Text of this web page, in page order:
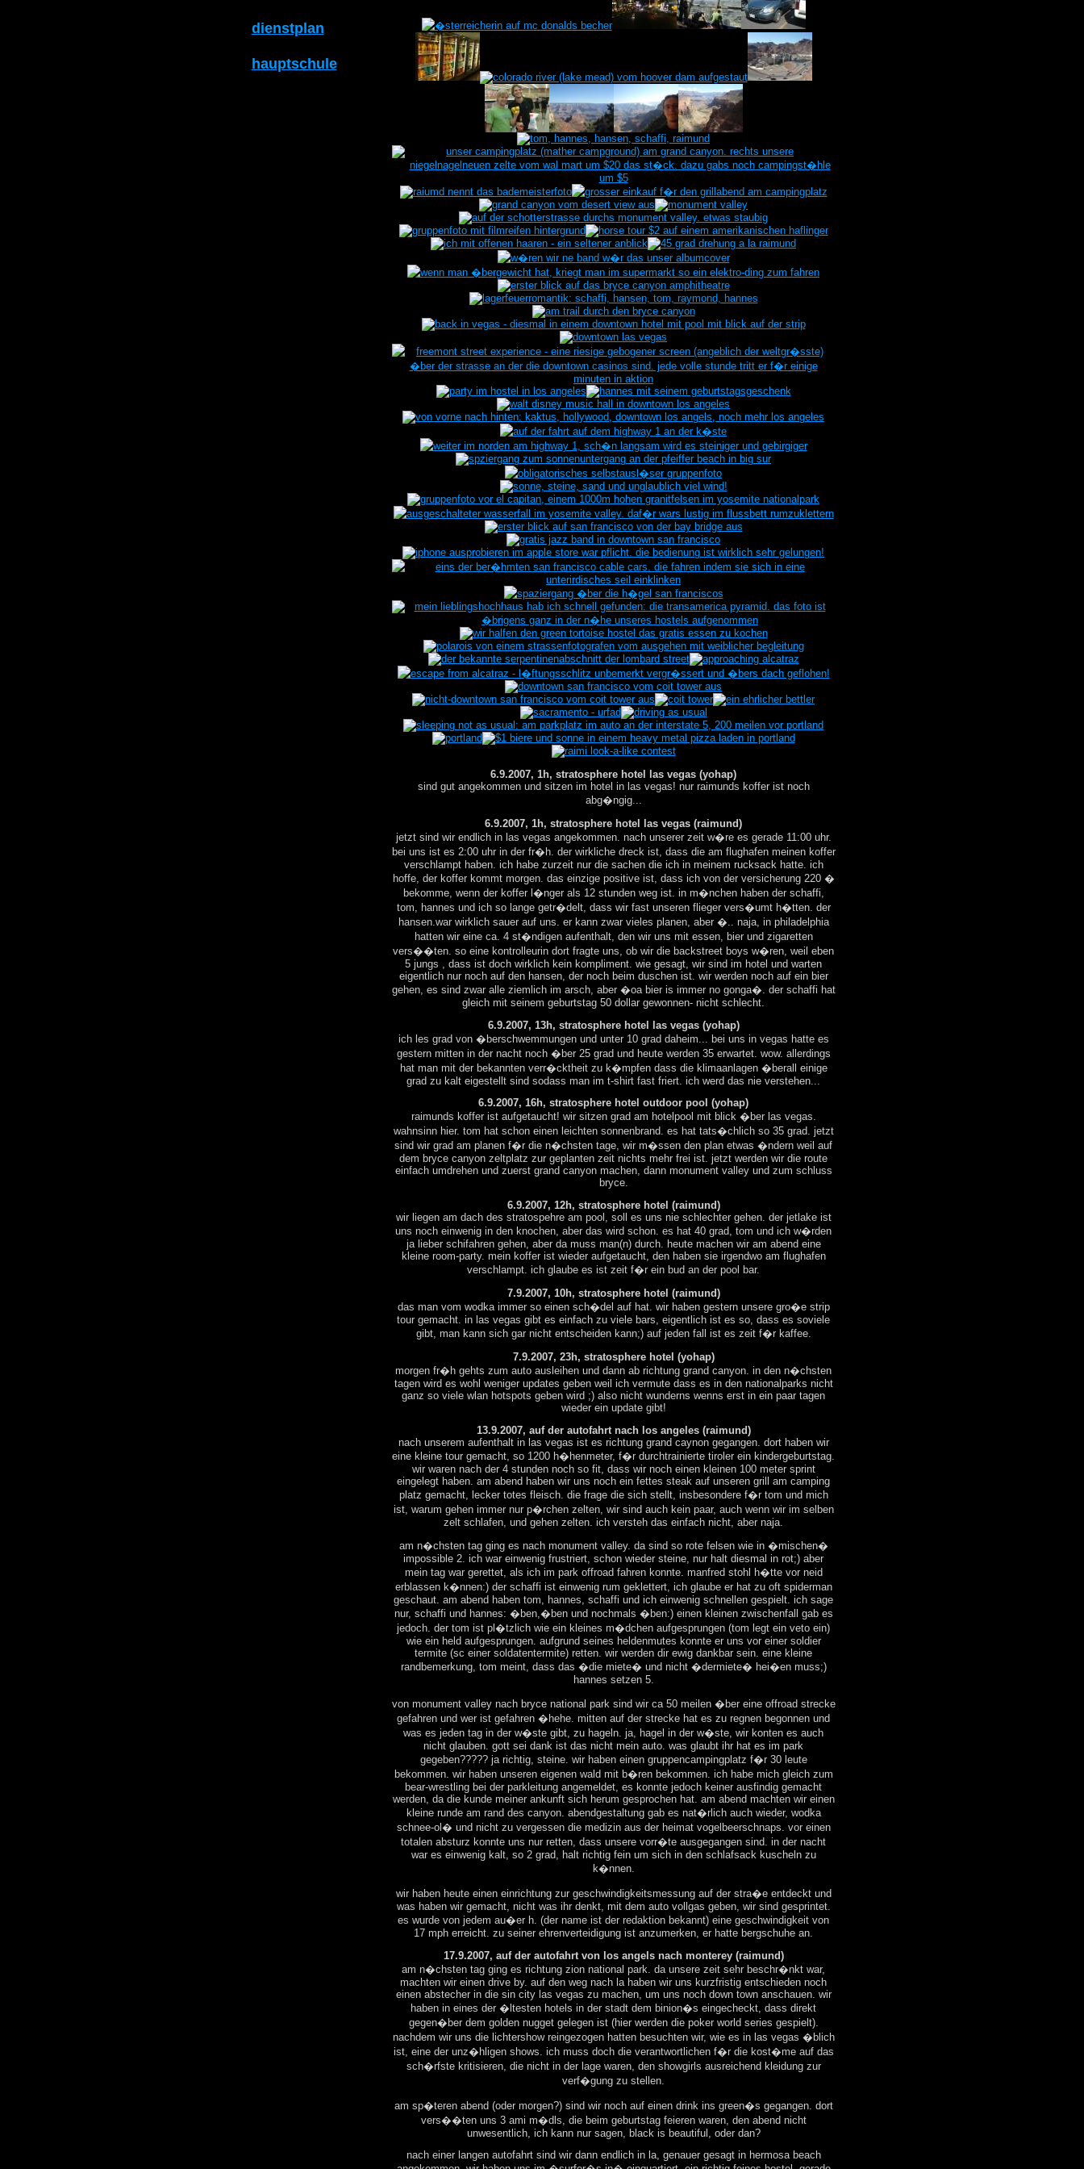
dienstplan
hauptschule
6.9.2007, 1h, stratosphere hotel las vegas (yohap)
sind gut angekommen und sitzen im hotel in las vegas! nur raimunds koffer ist noch
abg�ngig...
6.9.2007, 1h, stratosphere hotel las vegas (raimund)
jetzt sind wir endlich in las vegas angekommen. nach unserer zeit w�re es gerade 11:00 uhr.
bei uns ist es 2:00 uhr in der fr�h. der wirkliche dreck ist, dass die am flughafen meinen koffer
verschlampt haben. ich habe zurzeit nur die sachen die ich in meinem rucksack hatte. ich
hoffe, der koffer kommt morgen. das einzige positive ist, dass ich von der versicherung 220 �
bekomme, wenn der koffer l�nger als 12 stunden weg ist. in m�nchen haben der schaffi,
tom, hannes und ich so lange getr�delt, dass wir fast unseren flieger vers�umt h�tten. der
hansen.war wirklich sauer auf uns. er kann zwar vieles planen, aber �.. naja, in philadelphia
hatten wir eine ca. 4 st�ndigen aufenthalt, den wir uns mit essen, bier und zigaretten
vers��ten. so eine kontrolleurin dort fragte uns, ob wir die backstreet boys w�ren, weil eben
5 jungs , dass ist doch wirklich kein kompliment. wie gesagt, wir sind im hotel und warten
eigentlich nur noch auf den hansen, der noch beim duschen ist. wir werden noch auf ein bier
gehen, es sind zwar alle ziemlich im arsch, aber �oa bier is immer no gonga�. der schaffi hat
gleich mit seinem geburtstag 50 dollar gewonnen- nicht schlecht.
6.9.2007, 13h, stratosphere hotel las vegas (yohap)
ich les grad von �berschwemmungen und unter 10 grad daheim... bei uns in vegas hatte es
gestern mitten in der nacht noch �ber 25 grad und heute werden 35 erwartet. wow. allerdings
hat man mit der bekannten verr�cktheit zu k�mpfen dass die klimaanlagen �berall einige
grad zu kalt eigestellt sind sodass man im t-shirt fast friert. ich werd das nie verstehen...
6.9.2007, 16h, stratosphere hotel outdoor pool (yohap)
raimunds koffer ist aufgetaucht! wir sitzen grad am hotelpool mit blick �ber las vegas.
wahnsinn hier. tom hat schon einen leichten sonnenbrand. es hat tats�chlich so 35 grad. jetzt
sind wir grad am planen f�r die n�chsten tage, wir m�ssen den plan etwas �ndern weil auf
dem bryce canyon zeltplatz zur geplanten zeit nichts mehr frei ist. jetzt werden wir die route
einfach umdrehen und zuerst grand canyon machen, dann monument valley und zum schluss
bryce.
6.9.2007, 12h, stratosphere hotel (raimund)
wir liegen am dach des stratospehre am pool, soll es uns nie schlechter gehen. der jetlake ist
uns noch einwenig in den knochen, aber das wird schon. es hat 40 grad, tom und ich w�rden
ja lieber schifahren gehen, aber da muss man(n) durch. heute machen wir am abend eine
kleine room-party. mein koffer ist wieder aufgetaucht, den haben sie irgendwo am flughafen
verschlampt. ich glaube es ist zeit f�r ein bud an der pool bar.
7.9.2007, 10h, stratosphere hotel (raimund)
das man vom wodka immer so einen sch�del auf hat. wir haben gestern unsere gro�e strip
tour gemacht. in las vegas gibt es einfach zu viele bars, eigentlich ist es so, dass es soviele
gibt, man kann sich gar nicht entscheiden kann;) auf jeden fall ist es zeit f�r kaffee.
7.9.2007, 23h, stratosphere hotel (yohap)
morgen fr�h gehts zum auto ausleihen und dann ab richtung grand canyon. in den n�chsten
tagen wird es wohl weniger updates geben weil ich vermute dass es in den nationalparks nicht
ganz so viele wlan hotspots geben wird ;) also nicht wunderns wenns erst in ein paar tagen
wieder ein update gibt!
13.9.2007, auf der autofahrt nach los angeles (raimund)
nach unserem aufenthalt in las vegas ist es richtung grand caynon gegangen. dort haben wir
eine kleine tour gemacht, so 1200 h�henmeter, f�r durchtrainierte tiroler ein kindergeburtstag.
wir waren nach der 4 stunden noch so fit, dass wir noch einen kleinen 100 meter sprint
eingelegt haben. am abend haben wir uns noch ein fettes steak auf unseren grill am camping
platz gemacht, lecker totes fleisch. die frage die sich stellt, insbesondere f�r tom und mich
ist, warum gehen immer nur p�rchen zelten, wir sind auch kein paar, auch wenn wir im selben
zelt schlafen, und gehen zelten. ich versteh das einfach nicht, aber naja.
am n�chsten tag ging es nach monument valley. da sind so rote felsen wie in �mischen�
impossible 2. ich war einwenig frustriert, schon wieder steine, nur halt diesmal in rot;) aber
mein tag war gerettet, als ich im park offroad fahren konnte. manfred stohl h�tte vor neid
erblassen k�nnen:) der schaffi ist einwenig rum geklettert, ich glaube er hat zu oft spiderman
geschaut. am abend haben tom, hannes, schaffi und ich einwenig schnellen gespielt. ich sage
nur, schaffi und hannes: �ben,�ben und nochmals �ben:) einen kleinen zwischenfall gab es
jedoch. der tom ist pl�tzlich wie ein kleines m�dchen aufgesprungen (tom legt ein veto ein)
wie ein held aufgesprungen. aufgrund seines heldenmutes konnte er uns vor einer soldier
termite (sc einer soldatentermite) retten. wir werden dir ewig dankbar sein. eine kleine
randbemerkung, tom meint, dass das �die miete� und nicht �dermiete� hei�en muss;)
hannes setzen 5.
von monument valley nach bryce national park sind wir ca 50 meilen �ber eine offroad strecke
gefahren und wer ist gefahren �hehe. mitten auf der strecke hat es zu regnen begonnen und
was es jeden tag in der w�ste gibt, zu hageln. ja, hagel in der w�ste, wir konten es auch
nicht glauben. gott sei dank ist das nicht mein auto. was glaubt ihr hat es im park
gegeben????? ja richtig, steine. wir haben einen gruppencampingplatz f�r 30 leute
bekommen. wir haben unseren eigenen wald mit b�ren bekommen. ich habe mich gleich zum
bear-wrestling bei der parkleitung angemeldet, es konnte jedoch keiner ausfindig gemacht
werden, da die kunde meiner ankunft sich herum gesprochen hat. am abend machten wir einen
kleine runde am rand des canyon. abendgestaltung gab es nat�rlich auch wieder, wodka
schnee-ol� und nicht zu vergessen die medizin aus der heimat vogelbeerschnaps. vor einen
totalen absturz konnte uns nur retten, dass unsere vorr�te ausgegangen sind. in der nacht
war es einwenig kalt, so 2 grad, halt richtig fein um sich in den schlafsack kuscheln zu
k�nnen.
wir haben heute einen einrichtung zur geschwindigkeitsmessung auf der stra�e entdeckt und
was haben wir gemacht, nicht was ihr denkt, mit dem auto vollgas geben, wir sind gesprintet.
es wurde von jedem au�er h. (der name ist der redaktion bekannt) eine geschwindigkeit von
17 mph erreicht. zu seiner ehrenverteidigung ist anzumerken, er hatte bergschuhe an.
17.9.2007, auf der autofahrt von los angels nach monterey (raimund)
am n�chsten tag ging es richtung zion national park. da unsere zeit sehr beschr�nkt war,
machten wir einen drive by. auf den weg nach la haben wir uns kurzfristig entschieden noch
einen abstecher in die sin city las vegas zu machen, um uns noch down town anschauen. wir
haben in eines der �ltesten hotels in der stadt dem binion�s eingecheckt, dass direkt
gegen�ber dem golden nugget gelegen ist (hier werden die poker world series gespielt).
nachdem wir uns die lichtershow reingezogen hatten besuchten wir, wie es in las vegas �blich
ist, eine der unz�hligen shows. ich muss doch die verantwortlichen f�r die kost�me auf das
sch�rfste kritisieren, die nicht in der lage waren, den showgirls ausreichend kleidung zur
verf�gung zu stellen.
am sp�teren abend (oder morgen?) sind wir noch auf einen drink ins green�s gegangen. dort
vers��ten uns 3 ami m�dls, die beim geburtstag feieren waren, den abend nicht
unwesentlich, ich kann nur sagen, black is beautiful, oder dan?
nach einer langen autofahrt sind wir dann endlich in la, genauer gesagt in hermosa beach